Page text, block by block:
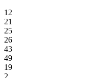
12
21
25
26
43
49
19
2